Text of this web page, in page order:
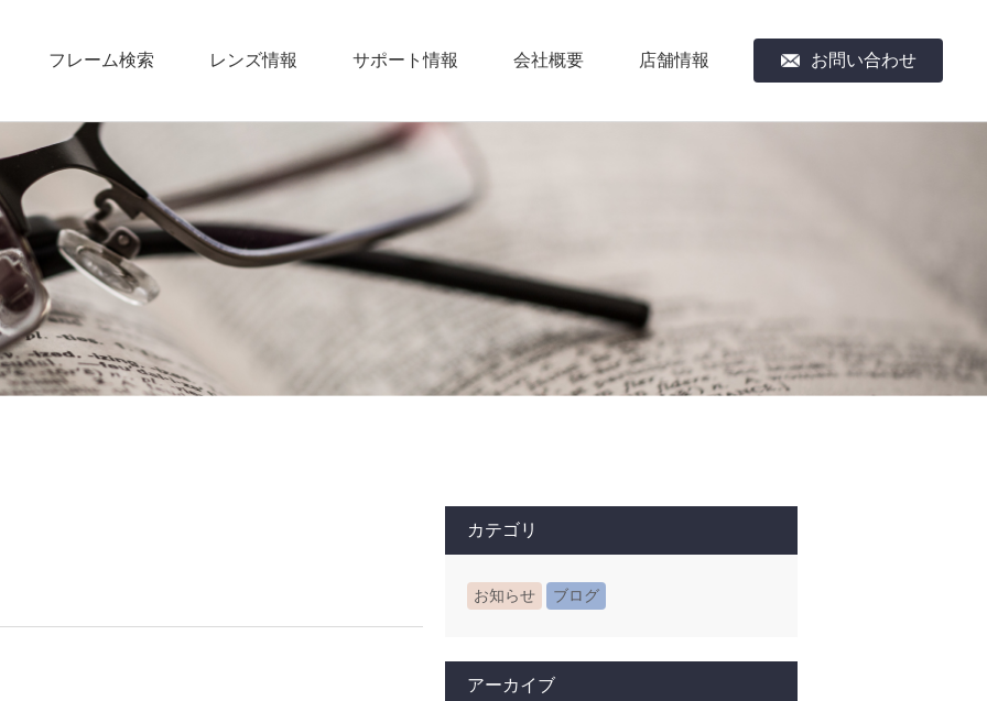
フレーム検索 レンズ情報 サポート情報 会社概要 店舗情報 お問い合わせ
カテゴリ
お知らせ ブログ
アーカイブ